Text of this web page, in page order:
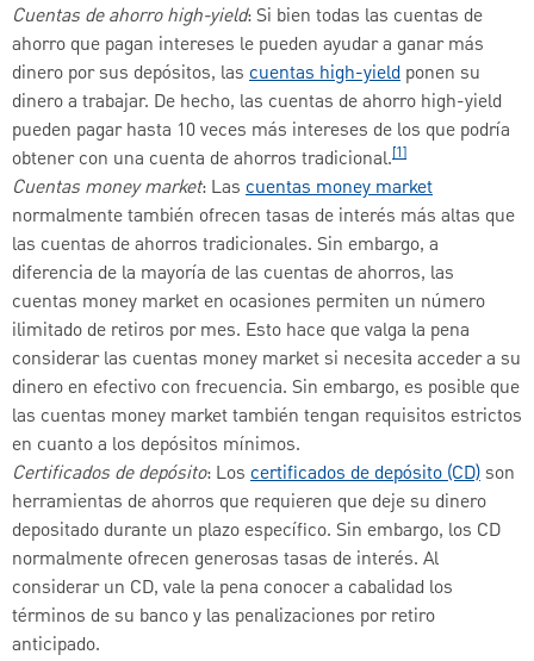
Cuentas de ahorro high-yield: Si bien todas las cuentas de
ahorro que pagan intereses le pueden ayudar a ganar más
dinero por sus depósitos, las cuentas high-yield ponen su
dinero a trabajar. De hecho, las cuentas de ahorro high-yield
pueden pagar hasta 10 veces más intereses de los que podría
obtener con una cuenta de ahorros tradicional.[1]
Cuentas money market: Las cuentas money market
normalmente también ofrecen tasas de interés más altas que
las cuentas de ahorros tradicionales. Sin embargo, a
diferencia de la mayoría de las cuentas de ahorros, las
cuentas money market en ocasiones permiten un número
ilimitado de retiros por mes. Esto hace que valga la pena
considerar las cuentas money market si necesita acceder a su
dinero en efectivo con frecuencia. Sin embargo, es posible que
las cuentas money market también tengan requisitos estrictos
en cuanto a los depósitos mínimos.
Certificados de depósito: Los certificados de depósito (CD)son
herramientas de ahorros que requieren que deje su dinero
depositado durante un plazo específico. Sin embargo, los CD
normalmente ofrecen generosas tasas de interés. Al
considerar un CD, vale la pena conocer a cabalidad los
términos de su banco y las penalizaciones por retiro
anticipado.